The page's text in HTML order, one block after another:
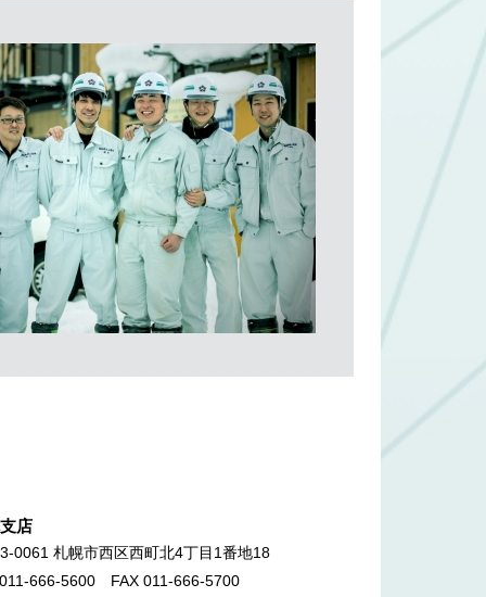
店
0061 札幌市西区西町北4丁目1番地18
666-5600 FAX 011-666-5700